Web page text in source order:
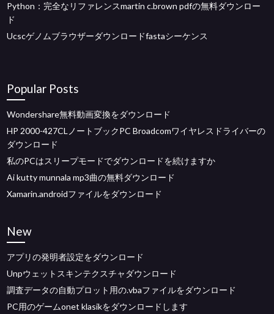
Python：完全なリファレンスmartin c.brown pdfの無料ダウンロー
ド
Ucscゲノムブラウザーダウンロードfastaシーケンス
Popular Posts
Wondershare無料動画変換をダウンロード
HP 2000-427CLノートブックPC Broadcomワイヤレスドライバーの
ダウンロード
私のPCはスリープモードでダウンロードを続けますか
Ai kutty munnala mp3曲の無料ダウンロード
Xamarin.androidファイルをダウンロード
New
アプリの発明者設定をダウンロード
Unpウェットスキンテクスチャダウンロード
調査データの自動プロット用の.vbaファイルをダウンロード
PC用のゲームonet klasikをダウンロードします